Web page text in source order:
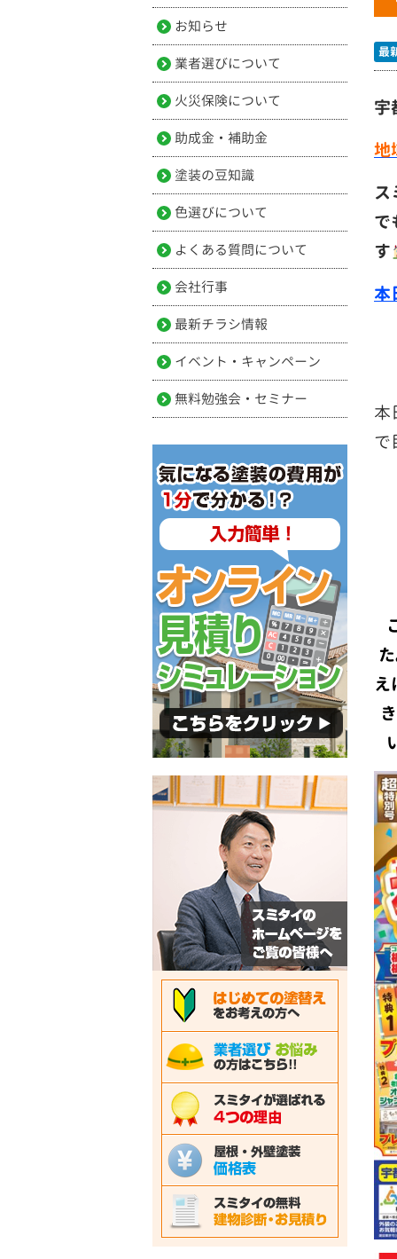
最
宇
地
ス
で
す
本
本
で
え
お知らせ
業者選びについて
火災保険について
助成金・補助金
塗装の豆知識
色選びについて
よくある質問について
会社行事
最新チラシ情報
イベント・キャンペーン
無料勉強会・セミナー